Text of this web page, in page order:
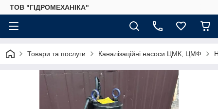
ТОВ "ГІДРОМЕХАНІКА"
Товари та послуги Каналізаційні насоси ЦМК, ЦМФ